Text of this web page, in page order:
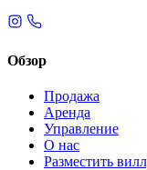
Обзор
Продажа
Аренда
Управление
О нас
Разместить